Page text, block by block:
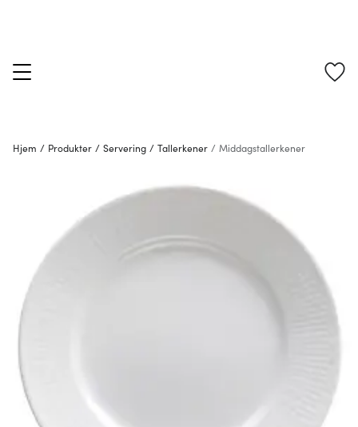
Hjem / Produkter / Servering / Tallerkener / Middagstallerkener